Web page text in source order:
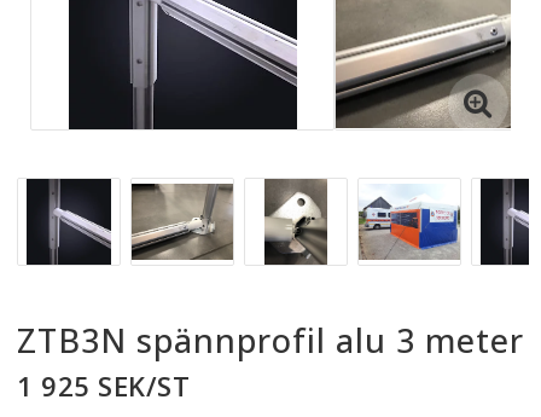
Bil & släpkärrekapell
Formsydda båttäckningar
Vi tillverkar också..
ZTB3N spännprofil alu 3 meter
1 925 SEK/ST